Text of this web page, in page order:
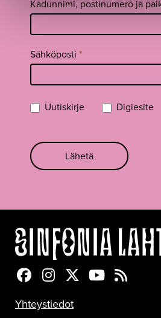
Kadunnimi, postinumero ja
Sähköposti *
Uutiskirje Digiesite
Lähetä
Sinfonia Lahti
Sinfonia Lahti
Sinfonia Lahti
Sinfonia
Yhteystiedot